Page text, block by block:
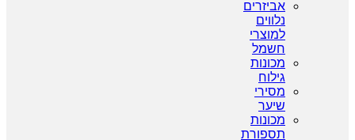
אביזרים
נלווים
למוצרי
חשמל
מכונות
גילוח
מסירי
שיער
מכונות
תספורת